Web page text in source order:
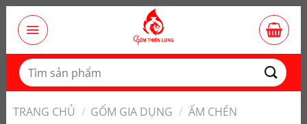
qua
dung
Tìm
kiếm:
TRANG CHỦ / GỐM GIA DỤNG / ẤM CHÉN